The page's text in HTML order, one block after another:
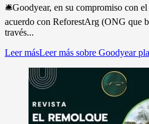
🛎Goodyear, en su compromiso con
acuerdo con ReforestArg (ONG que
través...
Leer másLeer más sobre Goodyear